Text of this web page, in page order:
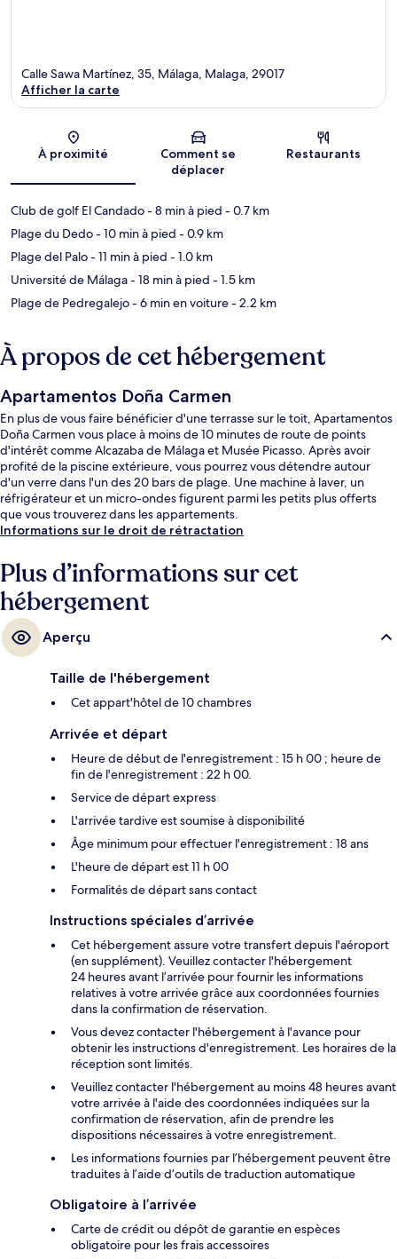
Carte
Calle Sawa Martínez, 35, Málaga, Malaga, 29017
Afficher la carte
À proximité
Comment se
déplacer
Restaurants
Club de golf El Candado- 8 min à pied - 0.7 km
Plage du Dedo- 10 min à pied - 0.9 km
Plage del Palo- 11 min à pied - 1.0 km
Université de Málaga- 18 min à pied - 1.5 km
Plage de Pedregalejo- 6 min en voiture- 2.2 km
À propos de cet hébergement
Apartamentos Doña Carmen
En plus de vous faire bénéficier d'une terrasse sur le toit, Apartamentos
Doña Carmen vous place à moins de 10 minutes de route de points
d'intérêt comme Alcazaba de Málaga et Musée Picasso. Après avoir
profité de la piscine extérieure, vous pourrez vous détendre autour
d'un verre dans l'un des 20 bars de plage. Une machine à laver, un
réfrigérateur et un micro-ondes figurent parmi les petits plus offerts
que vous trouverez dans les appartements.
Informations sur le droit de rétractation
Plus d’informations sur cet
hébergement
Aperçu
Taille de l'hébergement
Cet appart'hôtel de 10 chambres
Arrivée et départ
Heure de début de l'enregistrement : 15 h 00 ; heure de
fin de l'enregistrement : 22 h 00.
Service de départ express
L'arrivée tardive est soumise à disponibilité
Âge minimum pour effectuer l'enregistrement : 18 ans
L'heure de départ est 11 h 00
Formalités de départ sans contact
Instructions spéciales d’arrivée
Cet hébergement assure votre transfert depuis l'aéroport
(en supplément). Veuillez contacter l'hébergement
24 heures avant l’arrivée pour fournir les informations
relatives à votre arrivée grâce aux coordonnées fournies
dans la confirmation de réservation.
Vous devez contacter l'hébergement à l'avance pour
obtenir les instructions d'enregistrement. Les horaires de la
réception sont limités.
Veuillez contacter l'hébergement au moins 48 heures avant
votre arrivée à l'aide des coordonnées indiquées sur la
confirmation de réservation, afin de prendre les
dispositions nécessaires à votre enregistrement.
Les informations fournies par l’hébergement peuvent être
traduites à l’aide d’outils de traduction automatique
Obligatoire à l’arrivée
Carte de crédit ou dépôt de garantie en espèces
obligatoire pour les frais accessoires